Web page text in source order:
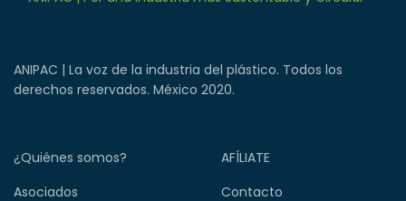
ANIPAC | La voz de la industria del plástico. Todos los
derechos reservados. México 2020.
¿Quiénes somos?
AFÍLIATE
Asociados
Contacto